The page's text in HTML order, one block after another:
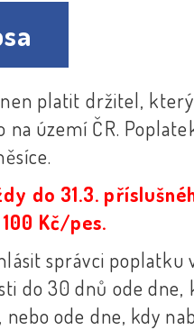
platit držitel,
území ČR.
do 31.3.
Kč/pes.
správci poplatku
do 30 dnů ode dne,
ode dne, kdy